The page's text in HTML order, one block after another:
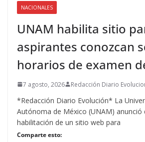
NACIONALES
UNAM habilita sitio
aspirantes conozcan
horarios de examen
7 agosto, 2026 Redacción Diario
*Redacción Diario Evolución* La
Autónoma de México (UNAM) anunció
habilitación de un sitio web para
Comparte esto: